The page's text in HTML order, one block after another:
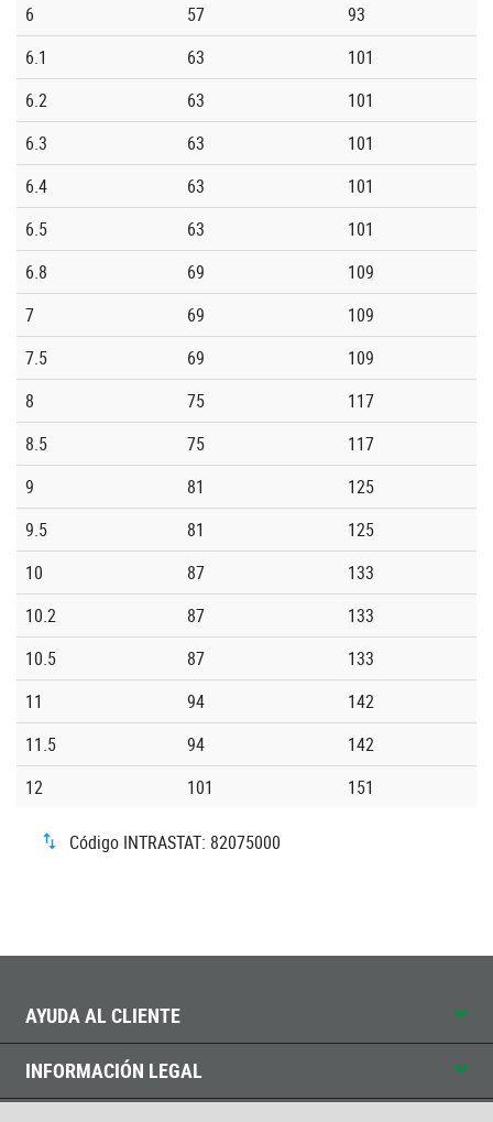
6
57
93
6.1
63
101
6.2
63
101
6.3
63
101
6.4
63
101
6.5
63
101
6.8
69
109
7
69
109
7.5
69
109
8
75
117
8.5
75
117
9
81
125
9.5
81
125
10
87
133
10.2
87
133
10.5
87
133
11
94
142
11.5
94
142
12
101 151
Código INTRASTAT: 82075000
AYUDA AL CLIENTE
INFORMACIÓN LEGAL